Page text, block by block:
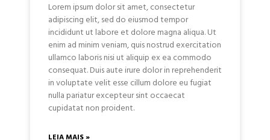
Lorem ipsum dolor sit amet, consectetur
adipiscing elit, sed do eiusmod tempor
incididunt ut labore et dolore magna aliqua. Ut
enim ad minim veniam, quis nostrud exercitation
ullamco laboris nisi ut aliquip ex ea commodo
consequat. Duis aute irure dolor in reprehenderit
in voluptate velit esse cillum dolore eu fugiat
nulla pariatur excepteur sint occaecat
cupidatat non proident.
LEIA MAIS »